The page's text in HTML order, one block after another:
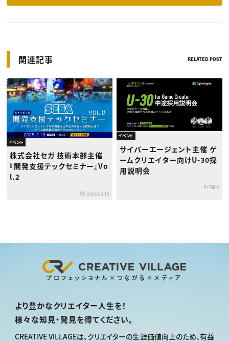
関連記事 RELATED POST
イベント
株式会社セガ 技術本部主催
『開発支援テックセミナー』Vo
l.2
2025.02.13
イベント
サイバーエージェント主催 ゲ
ームクリエイター向けU-30採
用説明会
8/7開催
プロフェッショナル×つながる×メディア
より豊かなクリエイター人生を！
様々な知見・発見を得てください。
CREATIVE VILLAGEは、 クリエイターの生涯価値向上のため、有益